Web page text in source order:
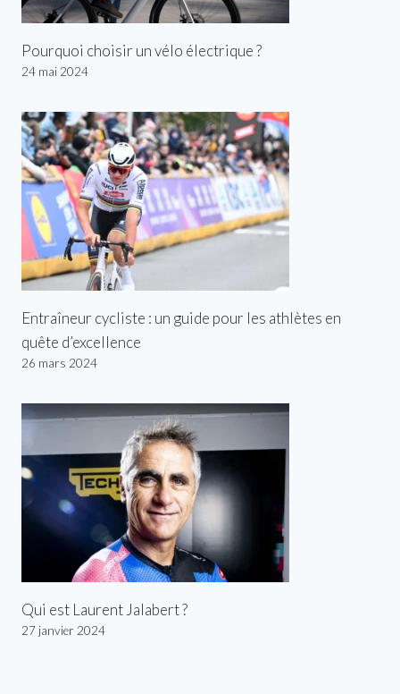
Pourquoi choisir un vélo électrique ?
24 mai 2024
Entraîneur cycliste : un guide pour les athlètes en
quête d’excellence
26 mars 2024
Qui est Laurent Jalabert ?
27 janvier 2024